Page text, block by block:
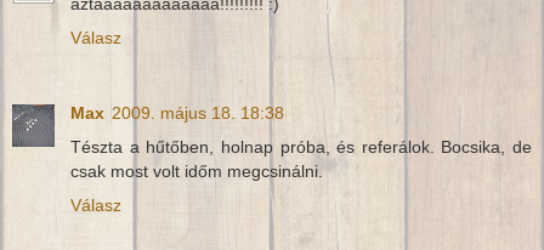
Válasz
Max 2009. május 18. 18:38
Tészta a hűtőben, holnap próba, és referálok. Bocsika, de
csak most volt időm megcsinálni.
Válasz